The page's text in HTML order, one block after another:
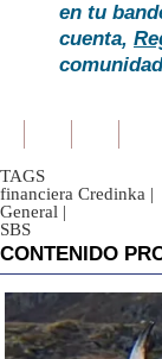
en tu
cuenta,
TAGS
financiera Credinka |
General |
SBS